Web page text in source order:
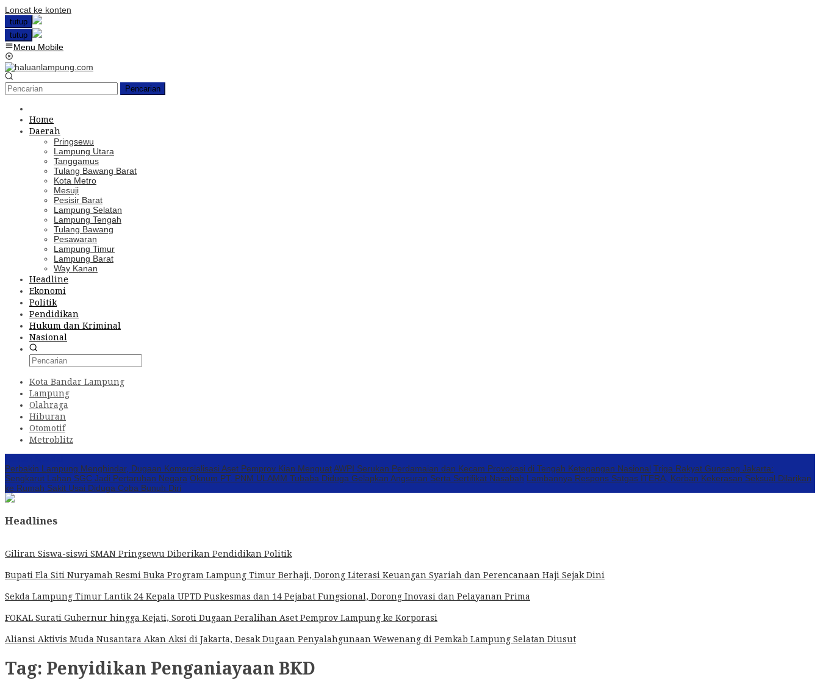
Loncat ke konten
tutup
tutup
Menu Mobile
Pencarian
Home
Daerah
Pringsewu
Lampung Utara
Tanggamus
Tulang Bawang Barat
Kota Metro
Mesuji
Pesisir Barat
Lampung Selatan
Lampung Tengah
Tulang Bawang
Pesawaran
Lampung Timur
Lampung Barat
Way Kanan
Headline
Ekonomi
Politik
Pendidikan
Hukum dan Kriminal
Nasional
Kota Bandar Lampung
Lampung
Olahraga
Hiburan
Otomotif
Metroblitz
Perbakin Lampung Menghindar, Dugaan Komersialisasi Aset Pemprov Kian MenguatAWPI Serukan Perdamaian dan Kecam Provokasi di Tengah Ketegangan Nasional Triga Rakyat Guncang Jakarta:
Sengkarut Lahan SGC Jadi Pertaruhan Negara Oknum PT. PNM ULAMM Tubaba Diduga Gelapkan Angsuran Serta Sertifikat Nasabah Lambannya Respons Satgas ITERA, Korban Kekerasan Seksual Dilarikan
ke Rumah Sakit Usai Diduga Coba Bunuh Diri
Headlines
Giliran Siswa-siswi SMAN Pringsewu Diberikan Pendidikan Politik
Bupati Ela Siti Nuryamah Resmi Buka Program Lampung Timur Berhaji, Dorong Literasi Keuangan Syariah dan Perencanaan Haji Sejak Dini
Sekda Lampung Timur Lantik 24 Kepala UPTD Puskesmas dan 14 Pejabat Fungsional, Dorong Inovasi dan Pelayanan Prima
FOKAL Surati Gubernur hingga Kejati, Soroti Dugaan Peralihan Aset Pemprov Lampung ke Korporasi
Aliansi Aktivis Muda Nusantara Akan Aksi di Jakarta, Desak Dugaan Penyalahgunaan Wewenang di Pemkab Lampung Selatan Diusut
Tag: Penyidikan Penganiayaan BKD